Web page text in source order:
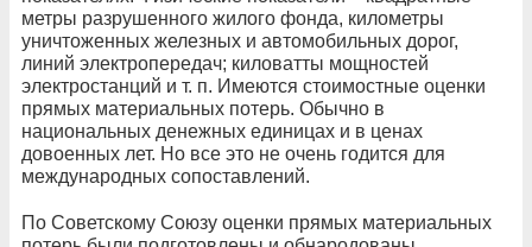
метры разрушенного жилого фонда, километры
уничтоженных железных и автомобильных дорог,
линий электропередач; киловатты мощностей
электростанций и т. п. Имеются стоимостные оценки
прямых материальных потерь. Обычно в
национальных денежных единицах и в ценах
довоенных лет. Но все это не очень годится для
международных сопоставлений.
По Советскому Союзу оценки прямых материальных